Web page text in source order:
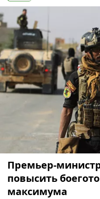
Премьер-
повысить
максимума